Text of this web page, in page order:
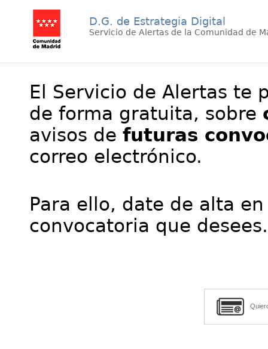
D.G. de Estrategia Digital
Servicio de Alertas de la Comunidad de
El Servicio de Alertas te
de forma gratuita, sobre
avisos de futuras
correo electrónico.
Para ello, date de alta
convocatoria que desees.